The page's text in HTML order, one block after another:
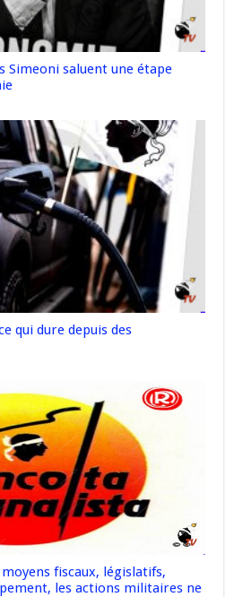
Simeoni saluent une étape
qui dure depuis des
fiscaux, législatifs,
les actions militaires ne